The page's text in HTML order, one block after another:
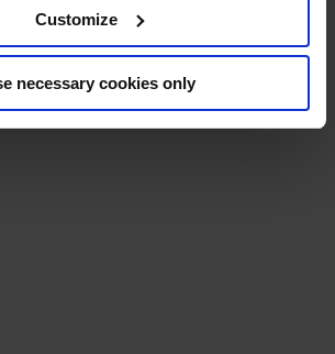
Customize
necessary cookies only